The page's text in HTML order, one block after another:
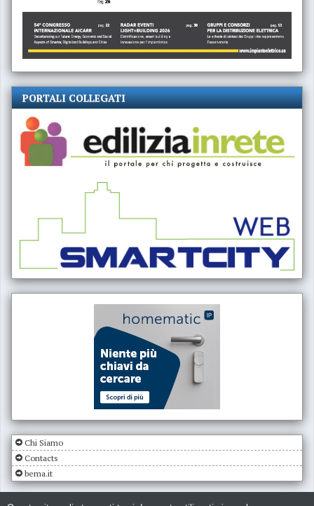
PORTALI COLLEGATI
Chi Siamo
Contacts
bema.it